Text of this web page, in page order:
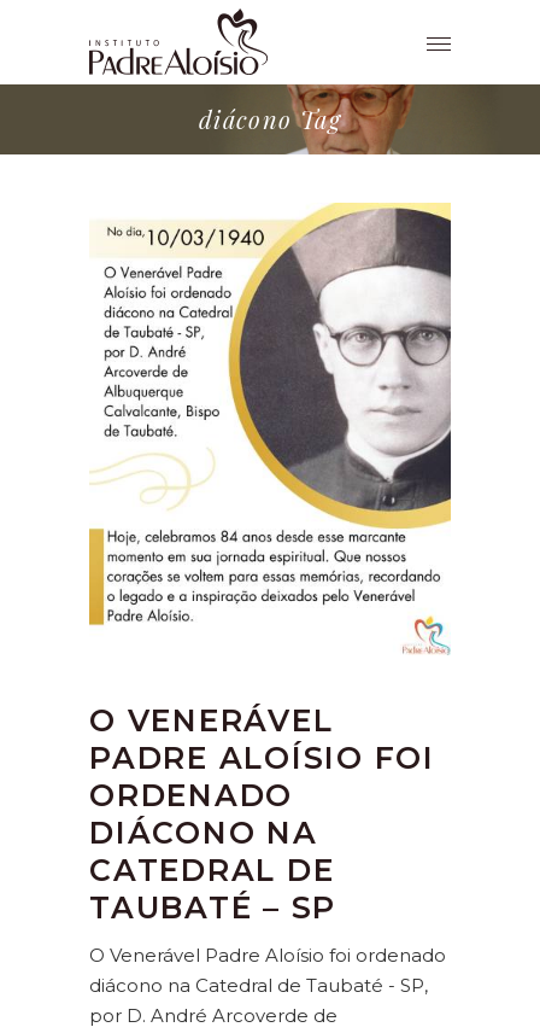
diácono Tag
O VENERÁVEL
PADRE ALOÍSIO FOI
ORDENADO
DIÁCONO NA
CATEDRAL DE
TAUBATÉ – SP
O Venerável Padre Aloísio foi ordenado
diácono na Catedral de Taubaté - SP,
por D. André Arcoverde de